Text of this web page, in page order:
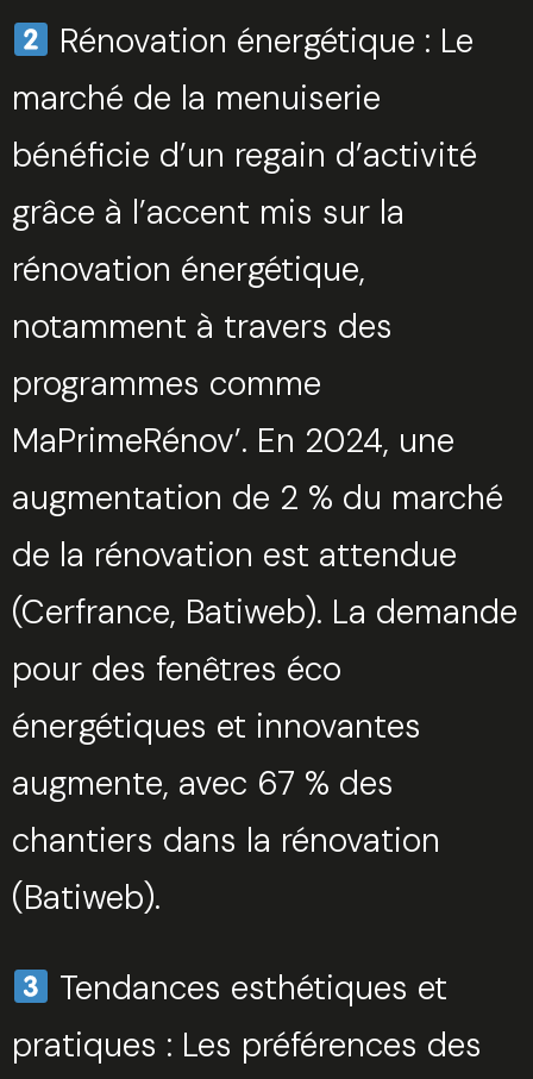
Rénovation énergétique : Le
marché de la menuiserie
bénéficie d’un regain d’activité
grâce à l’accent mis sur la
rénovation énergétique,
notamment à travers des
programmes comme
MaPrimeRénov’. En 2024, une
augmentation de 2 % du marché
de la rénovation est attendue​
(Cerfrance, Batiweb). La demande
pour des fenêtres éco
énergétiques et innovantes
augmente, avec 67 % des
chantiers dans la rénovation
(Batiweb).
Tendances esthétiques et
pratiques : Les préférences des